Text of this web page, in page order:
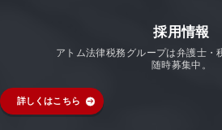
採用情報
アトム法律税務グループは弁護士・
随時募集中。
詳しくはこちら